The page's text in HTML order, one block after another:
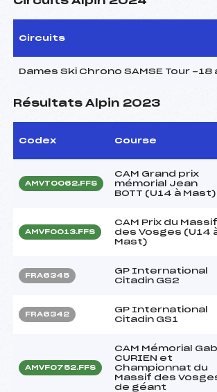
Circuits
Dames Ski Chrono SAMSE Tour -18
Résultats Alpin 2023
Codex Course
AMVT0062.FFS
CAM Grand prix
mémorial Jean
BOTT (U14 à Mast)
AMVF0013.FFS
CAM Prix du Massif
des Vosges (U14
Mast)
FRA6345
GP International
Citadin GS2
FRA6342
GP International
Citadin GS1
AMVF0752.FFS
CAM Mémorial
CURIEN et
Championnat du
Massif des
de géant